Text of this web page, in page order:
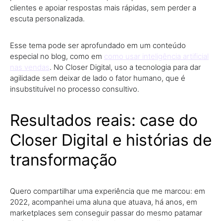
clientes e apoiar respostas mais rápidas, sem perder a
escuta personalizada.
Esse tema pode ser aprofundado em um conteúdo
especial no blog, como em como usar inteligência artificial
nas vendas. No Closer Digital, uso a tecnologia para dar
agilidade sem deixar de lado o fator humano, que é
insubstituível no processo consultivo.
Resultados reais: case do
Closer Digital e histórias de
transformação
Quero compartilhar uma experiência que me marcou: em
2022, acompanhei uma aluna que atuava, há anos, em
marketplaces sem conseguir passar do mesmo patamar